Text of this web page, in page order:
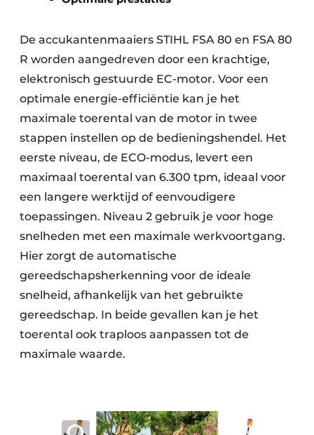
De accukantenmaaiers STIHL FSA 80 en FSA 80
R worden aangedreven door een krachtige,
elektronisch gestuurde EC-motor. Voor een
optimale energie-efficiëntie kan je het
maximale toerental van de motor in twee
stappen instellen op de bedieningshendel. Het
eerste niveau, de ECO-modus, levert een
maximaal toerental van 6.300 tpm, ideaal voor
een langere werktijd of eenvoudigere
toepassingen. Niveau 2 gebruik je voor hoge
snelheden met een maximale werkvoortgang.
Hier zorgt de automatische
gereedschapsherkenning voor de ideale
snelheid, afhankelijk van het gebruikte
gereedschap. In beide gevallen kan je het
toerental ook traploos aanpassen tot de
maximale waarde.